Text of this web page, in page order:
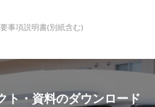
事項説明書(別紙含む)
ト・資料のダウンロード